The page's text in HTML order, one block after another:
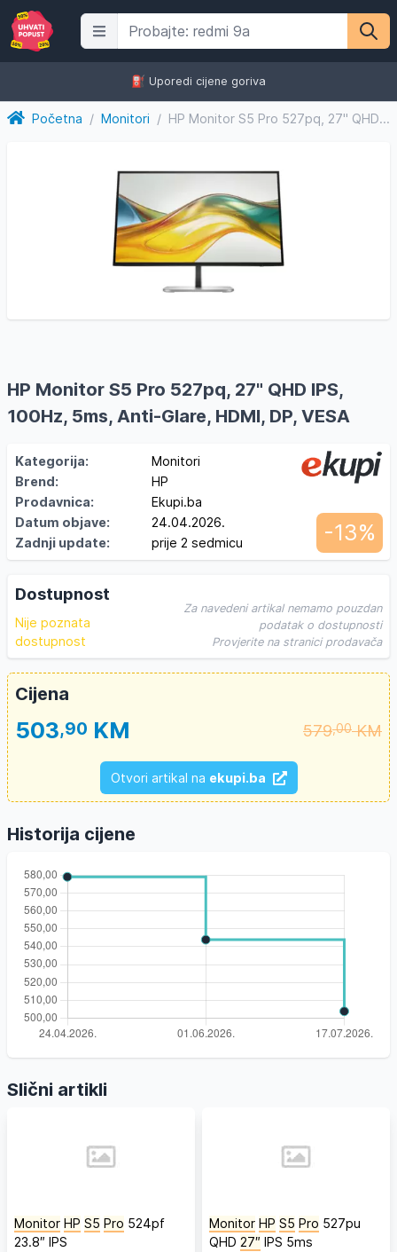
⛽️ Uporedi cijene goriva
Početna / Monitori / HP Monitor S5 Pro 527pq, 27" QHD IPS, 100Hz, 5ms, Anti-Glare...
HP Monitor S5 Pro 527pq, 27" QHD IPS,
100Hz, 5ms, Anti-Glare, HDMI, DP, VESA
Kategorija:
Monitori
Brend:
HP
Prodavnica:
Ekupi.ba
Datum objave:
24.04.2026.
Zadnji update:
prije 2 sedmicu -13%
Dostupnost
Nije poznata
dostupnost
Za navedeni artikal nemamo pouzdan
podatak o dostupnosti
Provjerite na stranici prodavača
Cijena
503,90 KM 579,00KM
Otvori artikal na ekupi.ba
Historija cijene
Slični artikli
Monitor HP S5 Pro 524pf
23.8″ IPS
Monitor HP S5 Pro 527pu
QHD 27″ IPS 5ms